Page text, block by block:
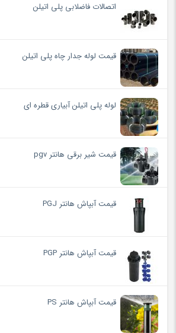
اتصالات فاضلابی پلی اتیلن
قیمت لوله جدار چاه پلی اتیلن
لوله پلی اتیلن آبیاری قطره ای
قیمت شیر برقی هانتر pgv
قیمت آبپاش هانتر PGJ
قیمت آبپاش هانتر PGP
قیمت آبپاش هانتر PS